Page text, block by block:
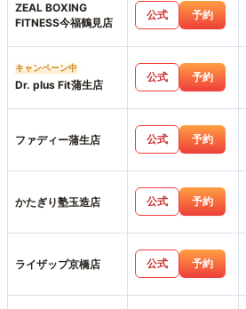
ZEAL BOXING
FITNESS今福鶴見店
公式 予約
キャンペーン中
Dr. plus Fit蒲生店
公式 予約
ファディー蒲生店 公式 予約
かたぎり塾玉造店 公式 予約
ライザップ京橋店 公式 予約